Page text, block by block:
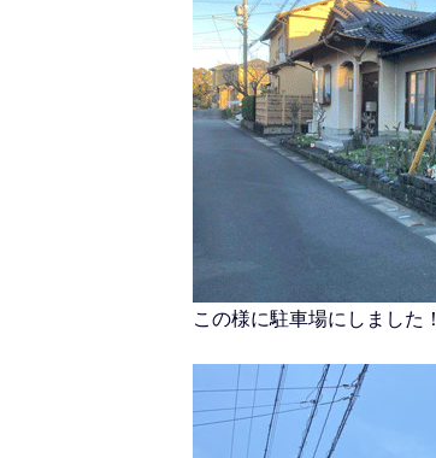
この様に駐車場にしました！